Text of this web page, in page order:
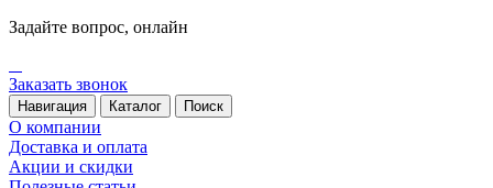
Задайте вопрос, онлайн
Заказать звонок
Навигация Каталог Поиск
О компании
Доставка и оплата
Акции и скидки